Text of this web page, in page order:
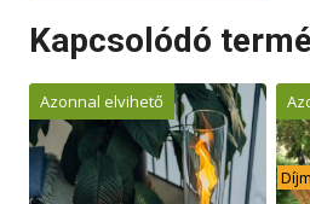
Kapcsolódó
Azonnal elvihető